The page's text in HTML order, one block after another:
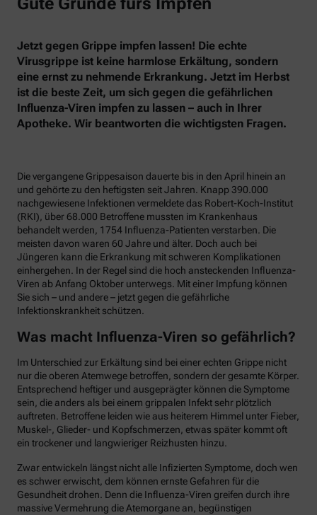
Jetzt gegen Grippe impfen lassen! Die echte
Virusgrippe ist keine harmlose Erkältung, sondern
eine ernst zu nehmende Erkrankung. Jetzt im Herbst
ist die beste Zeit, um sich gegen die gefährlichen
Influenza-Viren impfen zu lassen – auch in Ihrer
Apotheke. Wir beantworten die wichtigsten Fragen.
Die vergangene Grippesaison dauerte bis in den April hinein an
und gehörte zu den heftigsten seit Jahren. Knapp 390.000
nachgewiesene Infektionen vermeldete das Robert-Koch-Institut
(RKI), über 68.000 Betroffene mussten im Krankenhaus
behandelt werden, 1754 Influenza-Patienten verstarben. Die
meisten davon waren 60 Jahre und älter. Doch auch bei
Jüngeren kann die Erkrankung mit schweren Komplikationen
einhergehen. In der Regel sind die hoch ansteckenden Influenza-
Viren ab Anfang Oktober unterwegs. Mit einer Impfung können
Sie sich – und andere – jetzt gegen die gefährliche
Infektionskrankheit schützen.
Was macht Influenza-Viren so gefährlich?
Im Unterschied zur Erkältung sind bei einer echten Grippe nicht
nur die oberen Atemwege betroffen, sondern der gesamte Körper.
Entsprechend heftiger und ausgeprägter können die Symptome
sein, die anders als bei einem grippalen Infekt sehr plötzlich
auftreten. Betroffene leiden wie aus heiterem Himmel unter Fieber,
Muskel-, Glieder- und Kopfschmerzen, etwas später kommt oft
ein trockener und langwieriger Reizhusten hinzu.
Zwar entwickeln längst nicht alle Infizierten Symptome, doch wen
es schwer erwischt, dem können ernste Gefahren für die
Gesundheit drohen. Denn die Influenza-Viren greifen durch ihre
massive Vermehrung die Atemorgane an, begünstigen